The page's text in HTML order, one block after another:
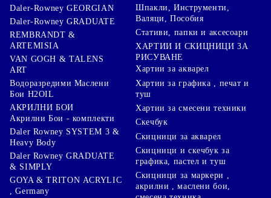
Daler-Rowney GEORGIAN
Daler-Rowney GRADUATE
REMBRANDT &
ARTEMISIA
VAN GOGH & TALENS
ART
Водоразредими Маслени
Бои H2OIL
АКРИЛНИ БОИ
Акрилни Бои - комплекти
Daler Rowney SYSTEM 3 &
Heavy Body
Daler Rowney GRADUATE
& SIMPLY
GOYA & TRITON АCRYLIC
, Germany
Шпакли, Инструменти,
Валяци, Пособия
Стативи, папки и аксесоари
ХАРТИИ И СКИЦНИЦИ ЗА
РИСУВАНЕ
Хартии за акварел
Хартии за графика , печат и
туш
Хартии за смесени техники
Скечбук
Скицници за акварел
Скицници и скечбук за
графика, пастел и туш
Скицници за маркери ,
акрилни , маслени бои,